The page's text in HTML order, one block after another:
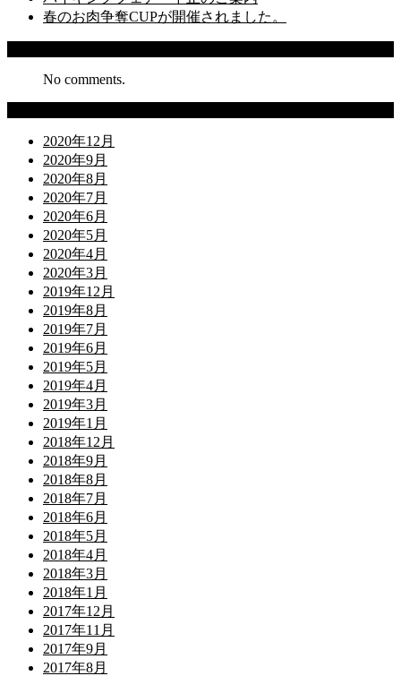
春のお肉争奪CUPが開催されました。
No comments.
2020年12月
2020年9月
2020年8月
2020年7月
2020年6月
2020年5月
2020年4月
2020年3月
2019年12月
2019年8月
2019年7月
2019年6月
2019年5月
2019年4月
2019年3月
2019年1月
2018年12月
2018年9月
2018年8月
2018年7月
2018年6月
2018年5月
2018年4月
2018年3月
2018年1月
2017年12月
2017年11月
2017年9月
2017年8月